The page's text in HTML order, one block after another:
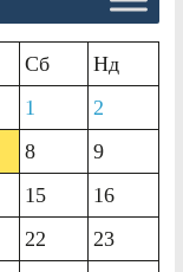
Сб
Нд
1
2
8
9
15
16
22
23